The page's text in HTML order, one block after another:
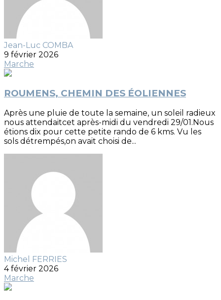
Jean-Luc COMBA
9 février 2026
Marche
ROUMENS, CHEMIN DES ÉOLIENNES
Après une pluie de toute la semaine, un soleil radieux
nous attendaitcet après-midi du vendredi 29/01.Nous
étions dix pour cette petite rando de 6 kms. Vu les
sols détrempés,on avait choisi de...
Michel FERRIES
4 février 2026
Marche